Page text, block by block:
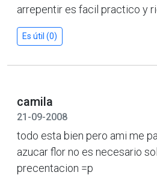
arrepentir es facil practico y
Es útil (0)
camila
21-09-2008
todo esta bien pero ami me
azucar flor no es necesario
precentacion =p